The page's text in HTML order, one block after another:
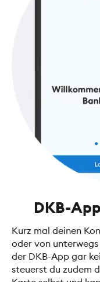
DKB-
Kurz mal deinen
oder von
der DKB-App gar
steuerst du zudem